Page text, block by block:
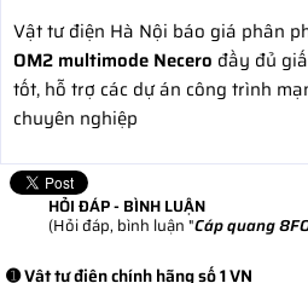
Vật tư điện Hà Nội báo giá phân
OM2 multimode Necero đầy đủ
tốt, hỗ trợ các dự án công trình
chuyên nghiệp
HỎI ĐÁP - BÌNH LUẬN
(Hỏi đáp, bình luận "Cáp quang
➊ Vật tư điện chính hãng số 1 VN